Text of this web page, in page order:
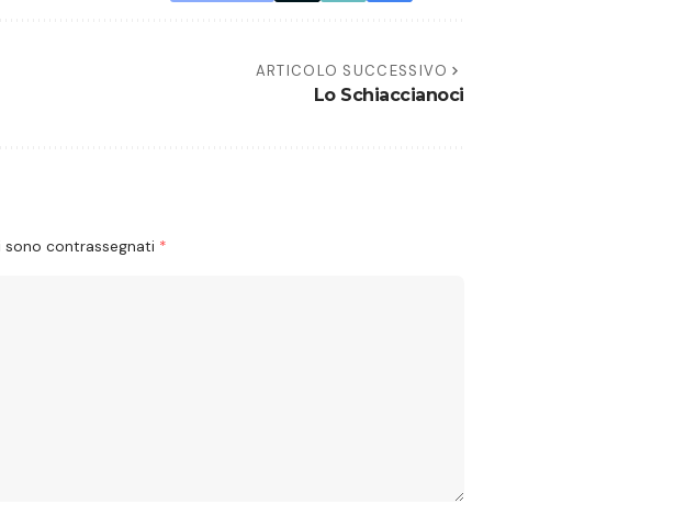
ARTICOLO SUCCESSIVO
Lo Schiaccianoci
contrassegnati *